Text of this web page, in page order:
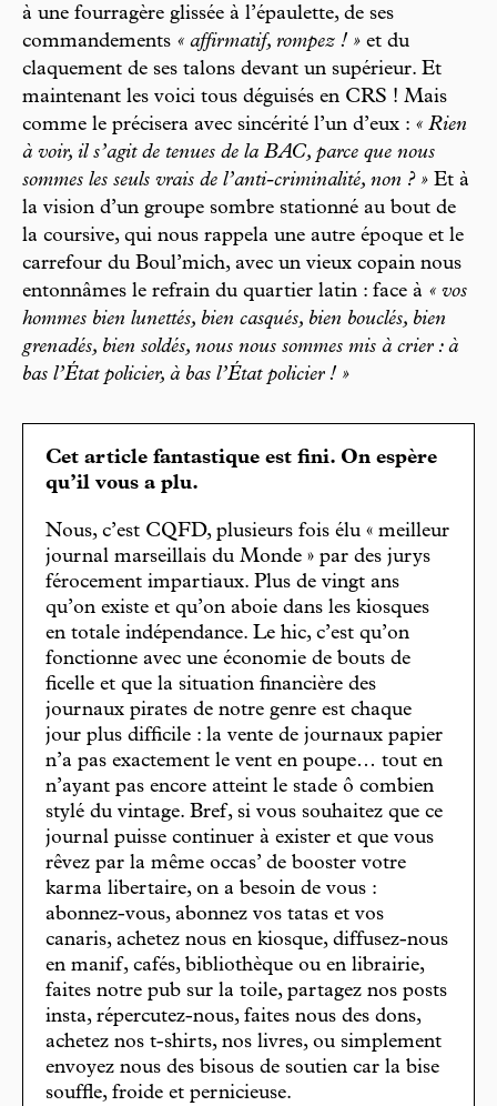
à une fourragère glissée à l’épaulette, de ses
commandements « affirmatif, rompez ! » et du
claquement de ses talons devant un supérieur. Et
maintenant les voici tous déguisés en CRS ! Mais
comme le précisera avec sincérité l’un d’eux : « Rien
à voir, il s’agit de tenues de la BAC, parce que nous
sommes les seuls vrais de l’anti-criminalité, non ? » Et à
la vision d’un groupe sombre stationné au bout de
la coursive, qui nous rappela une autre époque et le
carrefour du Boul’mich, avec un vieux copain nous
entonnâmes le refrain du quartier latin : face à « vos
hommes bien lunettés, bien casqués, bien bouclés, bien
grenadés, bien soldés, nous nous sommes mis à crier : à
bas l’État policier, à bas l’État policier ! »
Cet article fantastique est fini. On espère
qu’il vous a plu.
Nous, c’est CQFD, plusieurs fois élu « meilleur
journal marseillais du Monde » par des jurys
férocement impartiaux. Plus de vingt ans
qu’on existe et qu’on aboie dans les kiosques
en totale indépendance. Le hic, c’est qu’on
fonctionne avec une économie de bouts de
ficelle et que la situation financière des
journaux pirates de notre genre est chaque
jour plus difficile : la vente de journaux papier
n’a pas exactement le vent en poupe… tout en
n’ayant pas encore atteint le stade ô combien
stylé du vintage. Bref, si vous souhaitez que ce
journal puisse continuer à exister et que vous
rêvez par la même occas’ de booster votre
karma libertaire, on a besoin de vous :
abonnez-vous, abonnez vos tatas et vos
canaris, achetez nous en kiosque, diffusez-nous
en manif, cafés, bibliothèque ou en librairie,
faites notre pub sur la toile, partagez nos posts
insta, répercutez-nous, faites nous des dons,
achetez nos t-shirts, nos livres, ou simplement
envoyez nous des bisous de soutien car la bise
souffle, froide et pernicieuse.